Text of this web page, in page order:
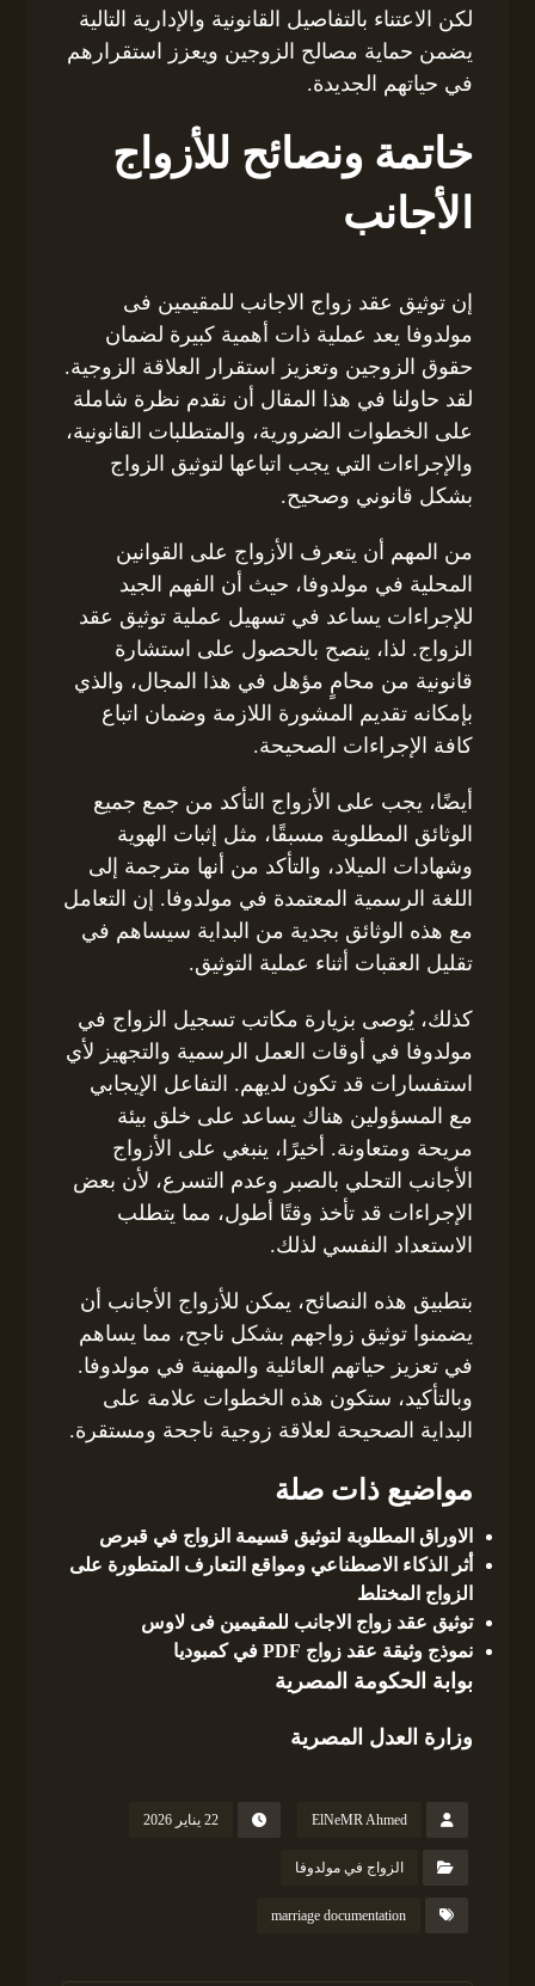
لكن الاعتناء بالتفاصيل القانونية والإدارية التالية
يضمن حماية مصالح الزوجين ويعزز استقرارهم
في حياتهم الجديدة.
خاتمة ونصائح للأزواج
الأجانب
إن توثيق عقد زواج الاجانب للمقيمين فى
مولدوفا يعد عملية ذات أهمية كبيرة لضمان
حقوق الزوجين وتعزيز استقرار العلاقة الزوجية.
لقد حاولنا في هذا المقال أن نقدم نظرة شاملة
على الخطوات الضرورية، والمتطلبات القانونية،
والإجراءات التي يجب اتباعها لتوثيق الزواج
بشكل قانوني وصحيح.
من المهم أن يتعرف الأزواج على القوانين
المحلية في مولدوفا، حيث أن الفهم الجيد
للإجراءات يساعد في تسهيل عملية توثيق عقد
الزواج. لذا، ينصح بالحصول على استشارة
قانونية من محامٍ مؤهل في هذا المجال، والذي
بإمكانه تقديم المشورة اللازمة وضمان اتباع
كافة الإجراءات الصحيحة.
أيضًا، يجب على الأزواج التأكد من جمع جميع
الوثائق المطلوبة مسبقًا، مثل إثبات الهوية
وشهادات الميلاد، والتأكد من أنها مترجمة إلى
اللغة الرسمية المعتمدة في مولدوفا. إن التعامل
مع هذه الوثائق بجدية من البداية سيساهم في
تقليل العقبات أثناء عملية التوثيق.
كذلك، يُوصى بزيارة مكاتب تسجيل الزواج في
مولدوفا في أوقات العمل الرسمية والتجهيز لأي
استفسارات قد تكون لديهم. التفاعل الإيجابي
مع المسؤولين هناك يساعد على خلق بيئة
مريحة ومتعاونة. أخيرًا، ينبغي على الأزواج
الأجانب التحلي بالصبر وعدم التسرع، لأن بعض
الإجراءات قد تأخذ وقتًا أطول، مما يتطلب
الاستعداد النفسي لذلك.
بتطبيق هذه النصائح، يمكن للأزواج الأجانب أن
يضمنوا توثيق زواجهم بشكل ناجح، مما يساهم
في تعزيز حياتهم العائلية والمهنية في مولدوفا.
وبالتأكيد، ستكون هذه الخطوات علامة على
البداية الصحيحة لعلاقة زوجية ناجحة ومستقرة.
مواضيع ذات صلة
الاوراق المطلوبة لتوثيق قسيمة الزواج في قبرص
أثر الذكاء الاصطناعي ومواقع التعارف المتطورة على
الزواج المختلط
توثيق عقد زواج الاجانب للمقيمين فى لاوس
نموذج وثيقة عقد زواج PDF في كمبوديا
بوابة الحكومة المصرية
وزارة العدل المصرية
ElNeMR Ahmed 22 يناير 2026
الزواج في مولدوفا
marriage documentation